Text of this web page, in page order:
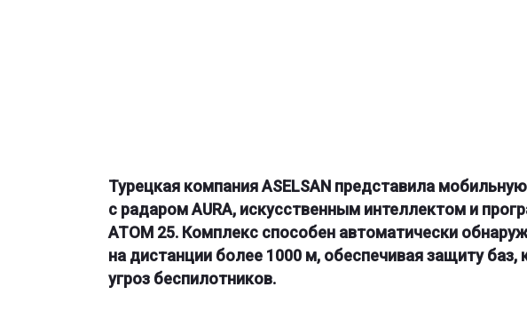
Турецкая компания ASELSAN представила
с радаром AURA, искусственным интеллектом и
ATOM 25. Комплекс способен автоматически
на дистанции более 1000 м, обеспечивая защиту
угроз беспилотников.